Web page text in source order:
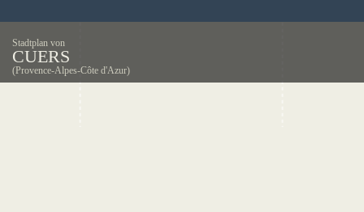
Stadtplan von
CUERS
(Provence-Alpes-Côte d'Azur)